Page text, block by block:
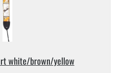
white/​brown/​yellow